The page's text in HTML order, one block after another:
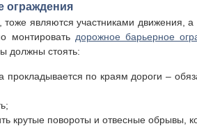
ограждения
являются участниками движения,
монтировать дорожное барьерное
должны стоять:
по краям дороги –
крутые повороты и отвесные обрывы,